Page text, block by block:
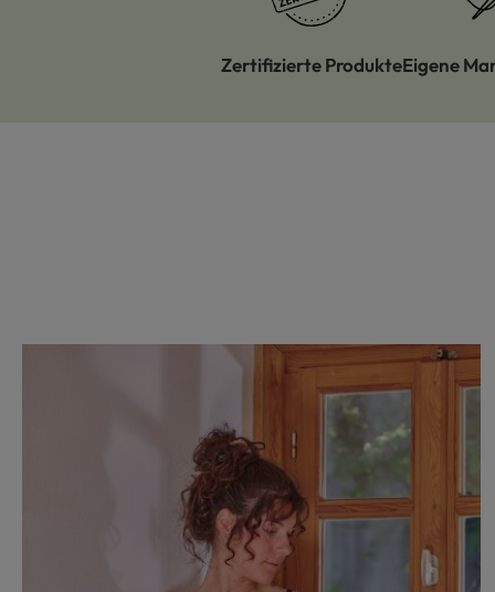
Zertifizierte ProdukteEigene